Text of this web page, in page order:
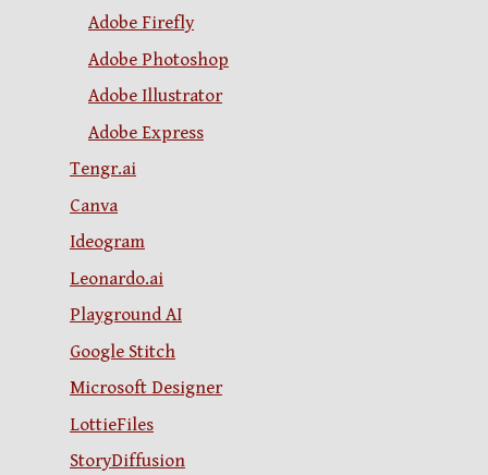
Adobe Firefly
Adobe Photoshop
Adobe Illustrator
Adobe Express
Tengr.ai
Canva
Ideogram
Leonardo.ai
Playground AI
Google Stitch
Microsoft Designer
LottieFiles
StoryDiffusion